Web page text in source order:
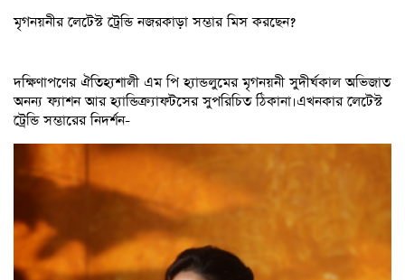
মৃগনয়নীর লেটেস্ট ট্রেন্ডি নজরকাড়া সম্ভার মিস করছেন?
দক্ষিণাপণের ঐতিহ্যশালী এম পি হ্যান্ডলুমের মৃগনয়নী সুদীর্ঘকাল অভিজাত
অনন্য ফ্যাশন আর হ্যান্ডিক্র্যাফটসের সুপরিচিত ঠিকানা।এখনকার লেটেস্ট
ট্রেন্ডি সম্ভারের নিদর্শন-